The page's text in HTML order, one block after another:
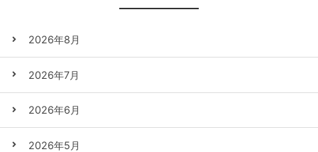
2026年8月
2026年7月
2026年6月
2026年5月